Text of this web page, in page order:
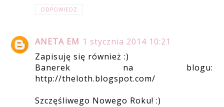
ODPOWIEDZ
ANETA EM 1 stycznia 2014 10:21
Zapisuję się również :)
Banerek na blogu:
http://theloth.blogspot.com/
Szczęśliwego Nowego Roku! :)